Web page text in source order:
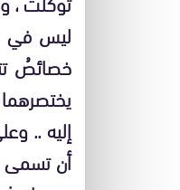
ليس في
خصائصُ
إليه ..
أن تسمى